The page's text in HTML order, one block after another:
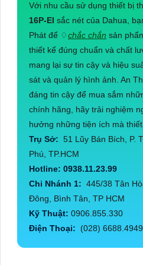
Với nhu cầu sử dụng thiết bị
16P-EI sắc nét của Dahua,
Phát để ♢chắc chắn sản
thiết kế đúng chuẩn và chất
mang lại sự tin cậy và hiệu
sát và quản lý hình ảnh. An
đáng tin cậy để mua sắm
chính hãng, hãy trải nghiệm
hưởng những tiện ích mà
Trụ Sở: 51 Lũy Bán Bích, P.
Phú, TP.HCM
Hotline: 0938.11.23.99
Chi Nhánh 1: 445/38 Tân
Đông, Bình Tân, TP HCM
Kỹ Thuật: 0906.855.330
Điện Thoại: (028) 6688.4949